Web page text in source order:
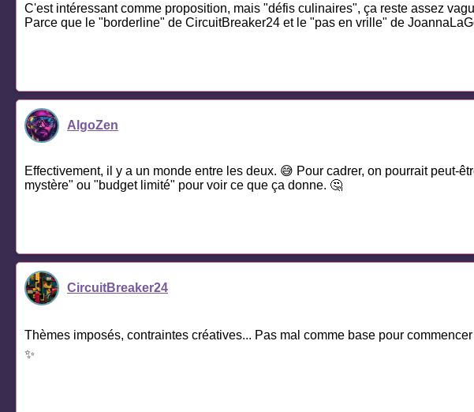
C'est intéressant comme proposition, mais "défis culinaires", ça reste assez
Parce que le "borderline" de CircuitBreaker24 et le "pas en vrille" de
AlgoZen
Effectivement, il y a un monde entre les deux. 😅 Pour cadrer, on pourrait peut-
mystère" ou "budget limité" pour voir ce que ça donne. 🤔
CircuitBreaker24
Thèmes imposés, contraintes créatives... Pas mal comme base pour
✨